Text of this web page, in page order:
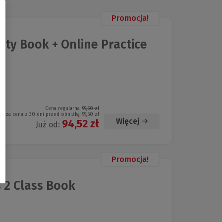
Promocja!
Book + Online Practice
Cena regularna: 99,50 zł
cena z 30 dni przed obniżką: 99,50 zł
Już od: 94,52 zł Więcej
Promocja!
Class Book